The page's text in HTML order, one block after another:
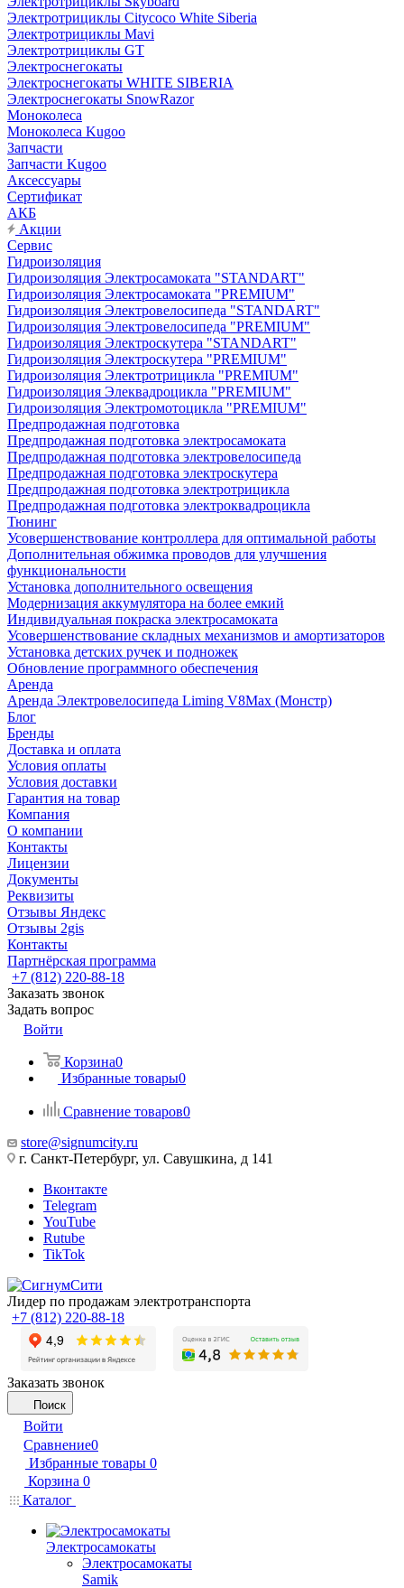
Электротрициклы Citycoco White Siberia
Электротрициклы Mavi
Электротрициклы GT
Электроснегокаты
Электроснегокаты WHITE SIBERIA
Электроснегокаты SnowRazor
Моноколеса
Моноколеса Kugoo
Запчасти
Запчасти Kugoo
Аксессуары
Сертификат
АКБ
Акции
Сервис
Гидроизоляция
Гидроизоляция Электросамоката "STANDART"
Гидроизоляция Электросамоката "PREMIUM"
Гидроизоляция Электровелосипеда "STANDART"
Гидроизоляция Электровелосипеда "PREMIUM"
Гидроизоляция Электроскутера "STANDART"
Гидроизоляция Электроскутера "PREMIUM"
Гидроизоляция Электротрицикла "PREMIUM"
Гидроизоляция Элеквадроцикла "PREMIUM"
Гидроизоляция Электромотоцикла "PREMIUM"
Предпродажная подготовка
Предпродажная подготовка электросамоката
Предпродажная подготовка электровелосипеда
Предпродажная подготовка электроскутера
Предпродажная подготовка электротрицикла
Предпродажная подготовка электроквадроцикла
Тюнинг
Усовершенствование контроллера для оптимальной работы
Дополнительная обжимка проводов для улучшения
функциональности
Установка дополнительного освещения
Модернизация аккумулятора на более емкий
Индивидуальная покраска электросамоката
Усовершенствование складных механизмов и амортизаторов
Установка детских ручек и подножек
Обновление программного обеспечения
Аренда
Аренда Электровелосипеда Liming V8Max (Монстр)
Блог
Бренды
Доставка и оплата
Условия оплаты
Условия доставки
Гарантия на товар
Компания
О компании
Контакты
Лицензии
Документы
Реквизиты
Отзывы Яндекс
Отзывы 2gis
Контакты
Партнёрская программа
+7 (812) 220-88-18
Заказать звонок
Задать вопрос
Войти
Корзина0
Избранные товары0
Сравнение товаров0
store@signumcity.ru
г. Санкт-Петербург, ул. Савушкина, д 141
Вконтакте
Telegram
YouTube
Rutube
TikTok
Лидер по продажам электротранспорта
+7 (812) 220-88-18
Заказать звонок
Поиск
Войти
Сравнение0
Избранные товары 0
Корзина 0
Каталог
Электросамокаты
Электросамокаты
Samik